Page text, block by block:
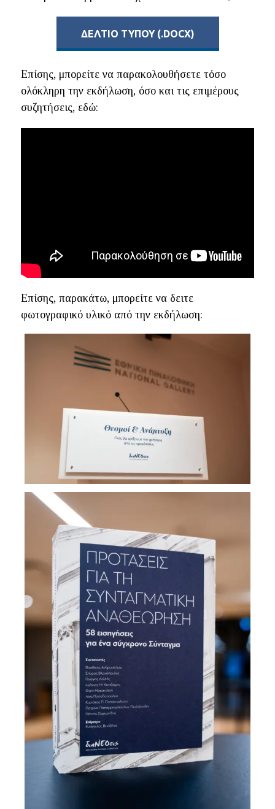
ΔΕΛΤΙΟ ΤΥΠΟΥ (.DOCX)
Επίσης, μπορείτε να παρακολουθήσετε τόσο
ολόκληρη την εκδήλωση, όσο και τις επιμέρους
συζητήσεις, εδώ:
Επίσης, παρακάτω, μπορείτε να δειτε
φωτογραφικό υλικό από την εκδήλωση: